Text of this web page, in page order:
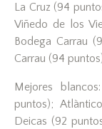
La Cruz (94
Viñedo de los
Bodega Carrau
Carrau (94
Mejores
puntos);
Deicas (92